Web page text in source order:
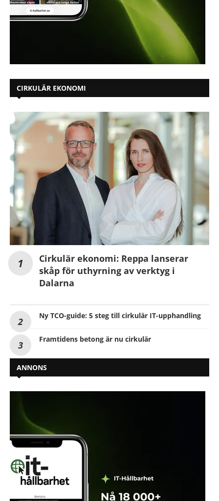
CIRKULÄR EKONOMI
Cirkulär ekonomi: Reppa lanserar
skåp för uthyrning av verktyg i
Dalarna
Ny TCO-guide: 5 steg till cirkulär IT-upphandling
Framtidens betong är nu cirkulär
ANNONS